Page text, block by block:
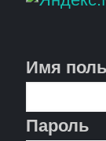
Имя
Пароль